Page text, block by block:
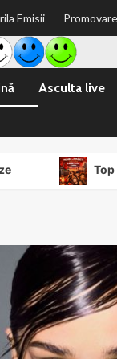
Emisii
Asculta live
Top 20